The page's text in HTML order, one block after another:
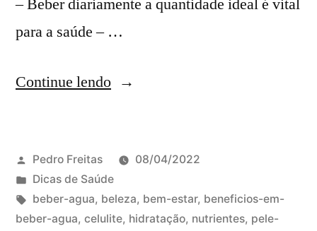
– Beber diariamente a quantidade ideal é vital
para a saúde – …
Continue lendo
Pedro Freitas
08/04/2022
Dicas de Saúde
beber-agua, beleza, bem-estar, beneficios-em-
beber-agua, celulite, hidratação, nutrientes, pele-